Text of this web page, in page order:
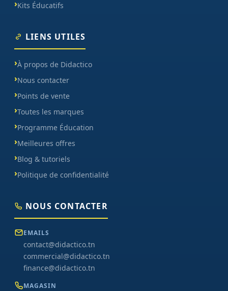
Kits Éducatifs
LIENS UTILES
À propos de Didactico
Nous contacter
Points de vente
Toutes les marques
Programme Éducation
Meilleures offres
Blog & tutoriels
Politique de confidentialité
NOUS CONTACTER
EMAILS
contact@didactico.tn
commercial@didactico.tn
finance@didactico.tn
MAGASIN